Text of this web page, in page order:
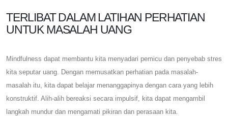
TERLIBAT DALAM LATIHAN PERHATIAN
UNTUK MASALAH UANG
Mindfulness dapat membantu kita menyadari pemicu dan penyebab stres
kita seputar uang. Dengan memusatkan perhatian pada masalah-
masalah itu, kita dapat belajar menanggapinya dengan cara yang lebih
konstruktif. Alih-alih bereaksi secara impulsif, kita dapat mengambil
langkah mundur dan mengamati pikiran dan perasaan kita.